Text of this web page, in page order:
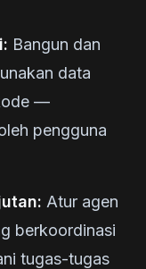
Bangun dan
data
—
pengguna
Atur agen
berkoordinasi
tugas-tugas